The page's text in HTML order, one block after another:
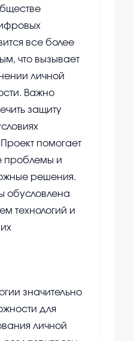
все более
что вызывает
личной
Важно
защиту
помогает
проблемы и
решения.
обусловлена
технологий и
значительно
для
личной